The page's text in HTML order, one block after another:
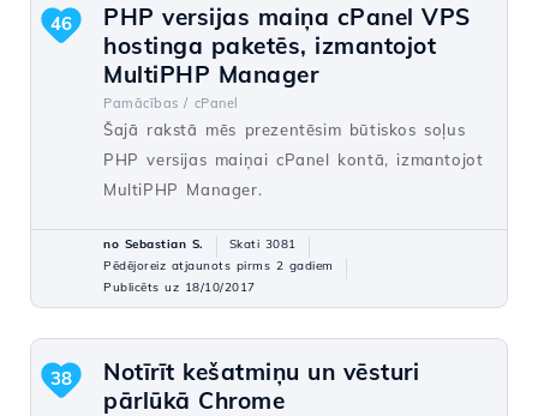
PHP versijas maiņa cPanel VPS
hostinga paketēs, izmantojot
MultiPHP Manager
Pamācības / cPanel
Šajā rakstā mēs prezentēsim būtiskos soļus
PHP versijas maiņai cPanel kontā, izmantojot
MultiPHP Manager.
46
no Sebastian S.
Skati 3081
Pēdējoreiz atjaunots pirms 2 gadiem
Publicēts uz 18/10/2017
Notīrīt kešatmiņu un vēsturi
pārlūkā Chrome
38